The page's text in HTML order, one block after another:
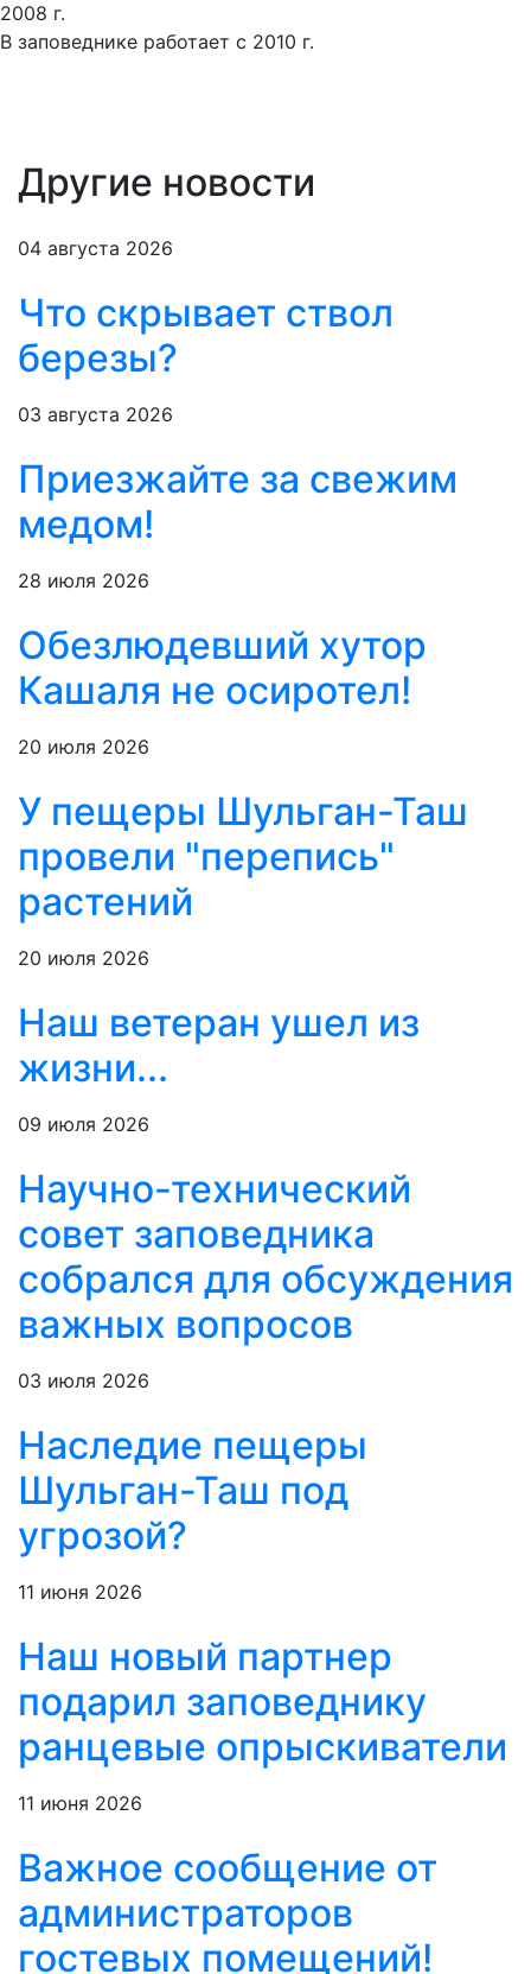
2008 г.
В заповеднике работает с 2010 г.
Другие новости
04 августа 2026
Что скрывает ствол
березы?
03 августа 2026
Приезжайте за свежим
медом!
28 июля 2026
Обезлюдевший хутор
Кашаля не осиротел!
20 июля 2026
У пещеры Шульган-Таш
провели "перепись"
растений
20 июля 2026
Наш ветеран ушел из
жизни...
09 июля 2026
Научно-технический
совет заповедника
собрался для обсуждения
важных вопросов
03 июля 2026
Наследие пещеры
Шульган-Таш под
угрозой?
11 июня 2026
Наш новый партнер
подарил заповеднику
ранцевые опрыскиватели
11 июня 2026
Важное сообщение от
администраторов
гостевых помещений!